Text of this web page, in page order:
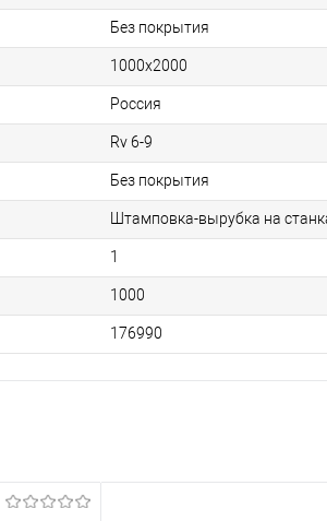
Без покрытия
1000х2000
Россия
Rv 6-9
Без покрытия
Штамповка-вырубка на
1
1000
176990